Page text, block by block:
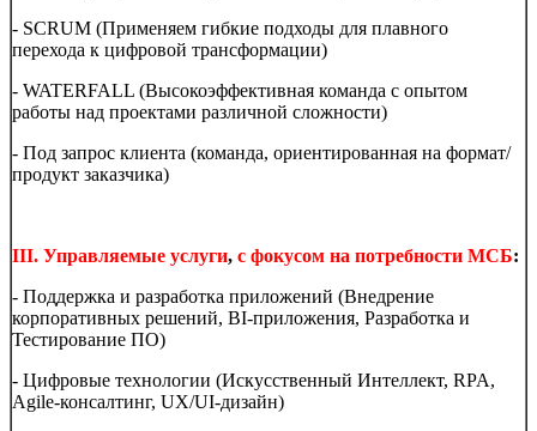
- SCRUM (Применяем гибкие подходы для плавного
перехода к цифровой трансформации)
- WATERFALL (Высокоэффективная команда с опытом
работы над проектами различной сложности)
- Под запрос клиента (команда, ориентированная на формат/
продукт заказчика)
III. Управляемые услуги, с фокусом на потребности МСБ:
- Поддержка и разработка приложений (Внедрение
корпоративных решений, BI-приложения, Разработка и
Тестирование ПО)
- Цифровые технологии (Искусственный Интеллект, RPA,
Agile-консалтинг, UX/UI-дизайн)